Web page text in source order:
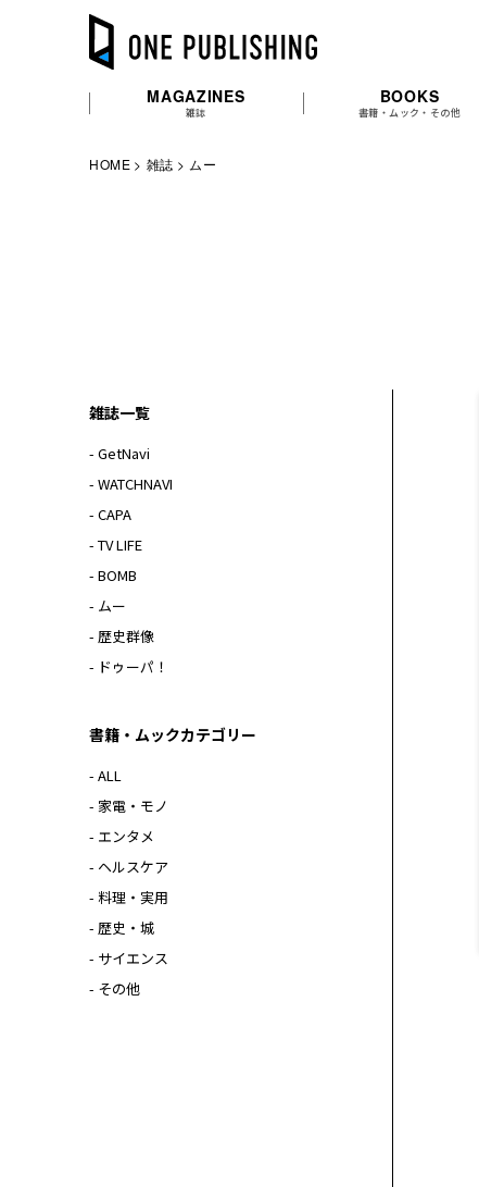
MAGAZINES
雑誌
BOOKS
書籍・ムック・その他
HOME 雑誌 ムー
雑誌一覧
- GetNavi
- WATCHNAVI
- CAPA
- TV LIFE
- BOMB
- ムー
- 歴史群像
- ドゥーパ！
書籍・ムックカテゴリー
- ALL
- 家電・モノ
- エンタメ
- ヘルスケア
- 料理・実用
- 歴史・城
- サイエンス
- その他